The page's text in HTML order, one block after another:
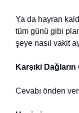
Ya da hayran
tüm günü gibi
şeye nasıl vakit
Karşıki
Cevabı önden